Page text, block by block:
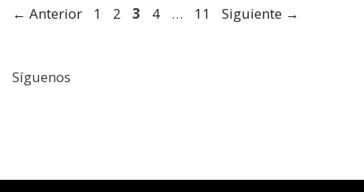
← Anterior Página
1 Página
2 Página
3 Página
4 … Página
11 Siguiente →
Síguenos